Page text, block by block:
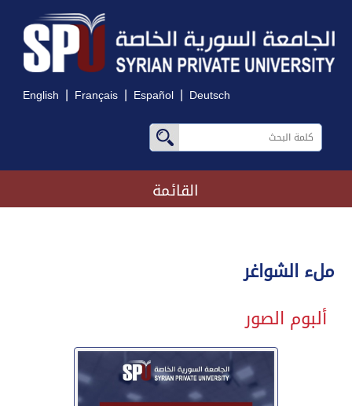
English | Français | Español | Deutsch
القائمة
ملء الشواغر
ألبوم الصور